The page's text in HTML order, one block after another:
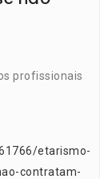
profissionais
etarismo-
contratam-